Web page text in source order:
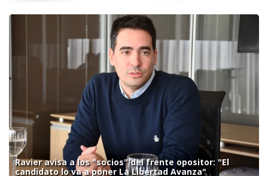
Ravier avisa a los "socios" del frente opositor: "El
candidato lo va a poner La Libertad Avanza"